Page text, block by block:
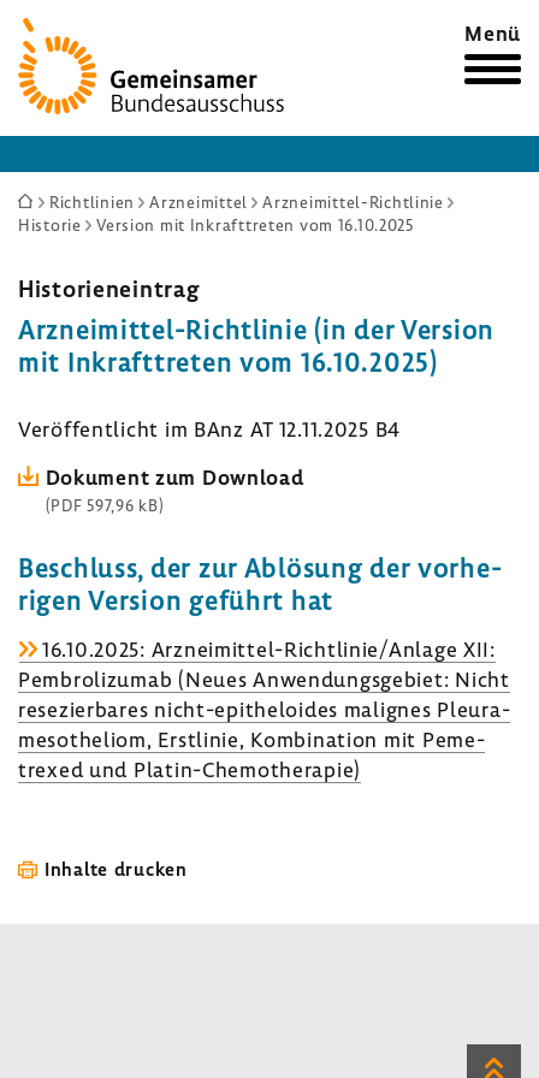
Zur
Startseite
Menü
Sie
sind
Richtlinien Arzneimittel
Arzneimittel-Richtlinie
Historie
Version mit Inkrafttreten vom 16.10.2025
Histo­ri­en­ein­trag
Arzneimittel-​Richtlinie (in der Version
mit Inkraft­treten vom 16.10.2025)
Veröf­fent­licht im BAnz AT 12.11.2025 B4
Doku­ment zum Down­load
(PDF 597,96 kB)
Beschluss, der zur Ablö­sung der vorhe­
rigen Version geführt hat
16.10.2025: Arzneimittel-​Richtlinie/Anlage XII:
Pembro­li­zumab (Neues Anwen­dungs­ge­biet: Nicht
rese­zier­bares nicht-​epitheloides mali­gnes Pleu­ra­
me­so­the­liom, Erst­linie, Kombi­na­tion mit Peme­
trexed und Platin-​Chemotherapie)
Inhalte drucken
Zum